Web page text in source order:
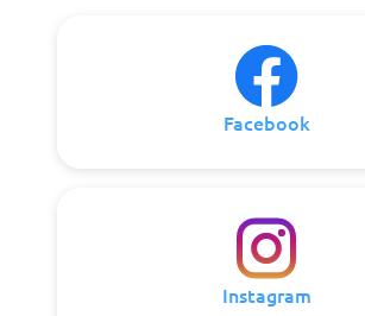
Facebook
Instagram